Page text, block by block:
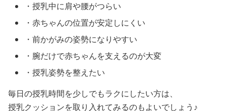
・授乳中に肩や腰がつらい
・赤ちゃんの位置が安定しにくい
・前かがみの姿勢になりやすい
・腕だけで赤ちゃんを支えるのが大変
・授乳姿勢を整えたい
毎日の授乳時間を少しでもラクにしたい方は、
授乳クッションを取り入れてみるのもよいでしょう♪